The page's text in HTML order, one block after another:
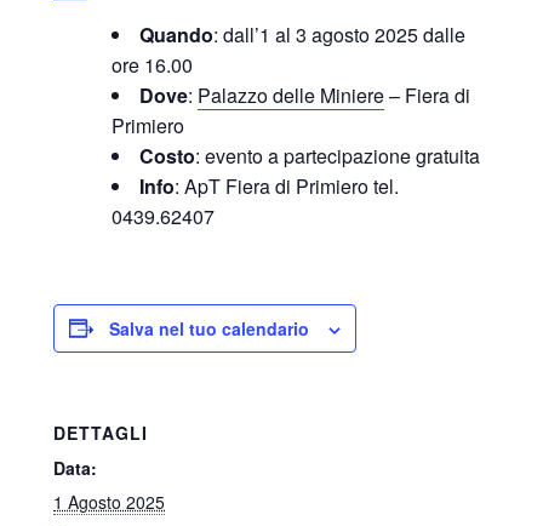
Quando: dall’1 al 3 agosto 2025 dalle
ore 16.00
Dove: Palazzo delle Miniere– Fiera di
Primiero
Costo: evento a partecipazione gratuita
Info: ApT Fiera di Primiero tel.
0439.62407
Salva nel tuo calendario
DETTAGLI
Data:
1 Agosto 2025